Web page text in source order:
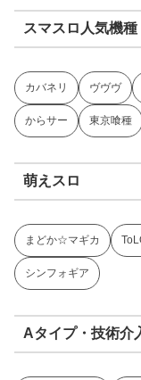
スマスロ人気機種
カバネリ ヴヴヴ
からサー 東京喰種
萌えスロ
まどか☆マギカ
シンフォギア
Aタイプ・技術介